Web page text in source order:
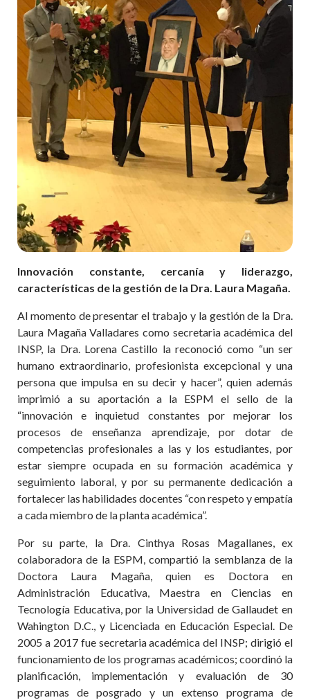
Innovación constante, cercanía y liderazgo,
características de la gestión de la Dra. Laura Magaña.
Al momento de presentar el trabajo y la gestión de la Dra.
Laura Magaña Valladares como secretaria académica del
INSP, la Dra. Lorena Castillo la reconoció como “un ser
humano extraordinario, profesionista excepcional y una
persona que impulsa en su decir y hacer”, quien además
imprimió a su aportación a la ESPM el sello de la
“innovación e inquietud constantes por mejorar los
procesos de enseñanza aprendizaje, por dotar de
competencias profesionales a las y los estudiantes, por
estar siempre ocupada en su formación académica y
seguimiento laboral, y por su permanente dedicación a
fortalecer las habilidades docentes “con respeto y empatía
a cada miembro de la planta académica”.
Por su parte, la Dra. Cinthya Rosas Magallanes, ex
colaboradora de la ESPM, compartió la semblanza de la
Doctora Laura Magaña, quien es Doctora en
Administración Educativa, Maestra en Ciencias en
Tecnología Educativa, por la Universidad de Gallaudet en
Wahington D.C., y Licenciada en Educación Especial. De
2005 a 2017 fue secretaria académica del INSP; dirigió el
funcionamiento de los programas académicos; coordinó la
planificación, implementación y evaluación de 30
programas de posgrado y un extenso programa de